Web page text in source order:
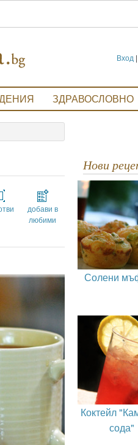
Вход |
ЗДРАВОСЛОВНО
добави в
любими
Нови
Солени
Коктейл
сода"